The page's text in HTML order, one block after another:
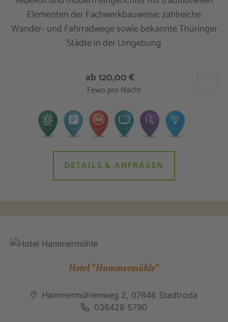
Elementen der Fachwerkbauweise; zahlreiche
Wander- und Fahrradwege sowie bekannte Thüringer
Städte in der Umgebung
ab 120,00 €
Fewo pro Nacht
DETAILS & ANFRAGEN
Hotel "Hammermühle"
Hammermühlenweg 2, 07646 Stadtroda
036428 5790